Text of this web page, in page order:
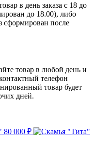
в день заказа с 18 до
до 18.00), либо
сформирован после
товар в любой день и
телефон
товар будет
дней.
80 000 ₽